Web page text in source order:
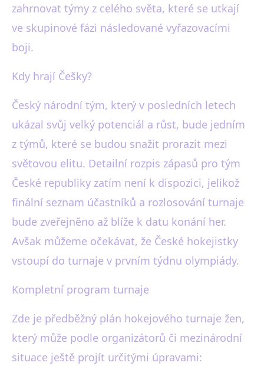
zahrnovat týmy z celého světa, které se utkají
ve skupinové fázi následované vyřazovacími
boji.
Kdy hrají Češky?
Český národní tým, který v posledních letech
ukázal svůj velký potenciál a růst, bude jedním
z týmů, které se budou snažit prorazit mezi
světovou elitu. Detailní rozpis zápasů pro tým
České republiky zatím není k dispozici, jelikož
finální seznam účastníků a rozlosování turnaje
bude zveřejněno až blíže k datu konání her.
Avšak můžeme očekávat, že České hokejistky
vstoupí do turnaje v prvním týdnu olympiády.
Kompletní program turnaje
Zde je předběžný plán hokejového turnaje žen,
který může podle organizátorů či mezinárodní
situace ještě projít určitými úpravami: